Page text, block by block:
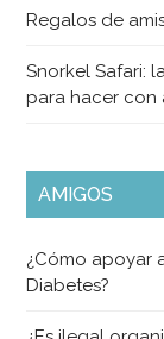
Regalos de
Snorkel Safari:
para hacer con
AMIGOS
¿Cómo apoyar
Diabetes?